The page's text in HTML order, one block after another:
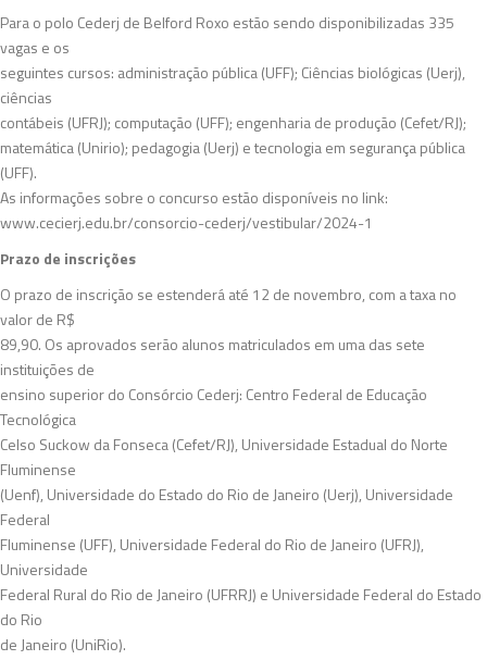
Para o polo Cederj de Belford Roxo estão sendo disponibilizadas 335
vagas e os
seguintes cursos: administração pública (UFF); Ciências biológicas (Uerj),
ciências
contábeis (UFRJ); computação (UFF); engenharia de produção (Cefet/RJ);
matemática (Unirio); pedagogia (Uerj) e tecnologia em segurança pública
(UFF).
As informações sobre o concurso estão disponíveis no link:
www.cecierj.edu.br/consorcio-cederj/vestibular/2024-1
Prazo de inscrições
O prazo de inscrição se estenderá até 12 de novembro, com a taxa no
valor de R$
89,90. Os aprovados serão alunos matriculados em uma das sete
instituições de
ensino superior do Consórcio Cederj: Centro Federal de Educação
Tecnológica
Celso Suckow da Fonseca (Cefet/RJ), Universidade Estadual do Norte
Fluminense
(Uenf), Universidade do Estado do Rio de Janeiro (Uerj), Universidade
Federal
Fluminense (UFF), Universidade Federal do Rio de Janeiro (UFRJ),
Universidade
Federal Rural do Rio de Janeiro (UFRRJ) e Universidade Federal do Estado
do Rio
de Janeiro (UniRio).